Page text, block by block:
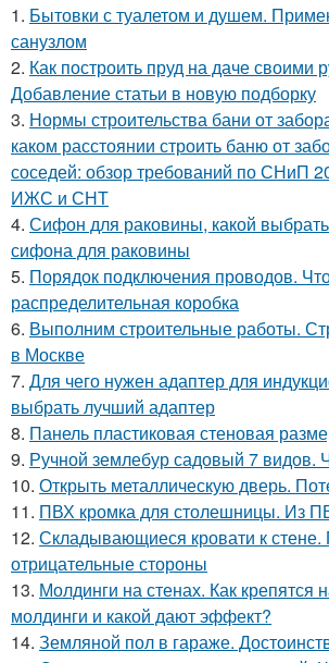
1. Бытовки с туалетом и душем.
санузлом
2. Как построить пруд на даче своими
Добавление статьи в новую подборку
3. Нормы строительства бани от
каком расстоянии строить баню от
соседей: обзор требований по СНиП
ИЖС и СНТ
4. Сифон для раковины, какой
сифона для раковины
5. Порядок подключения проводов.
распределительная коробка
6. Выполним строительные работы.
в Москве
7. Для чего нужен адаптер для
выбрать лучший адаптер
8. Панель пластиковая стеновая
9. Ручной землебур садовый 7 видов.
10. Открыть металлическую дверь.
11. ПВХ кромка для столешницы. Из
12. Складывающиеся кровати к
отрицательные стороны
13. Молдинги на стенах. Как крепятся
молдинги и какой дают эффект?
14. Земляной пол в гараже.